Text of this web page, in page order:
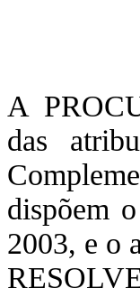
A
das
dispõem
2003, e o